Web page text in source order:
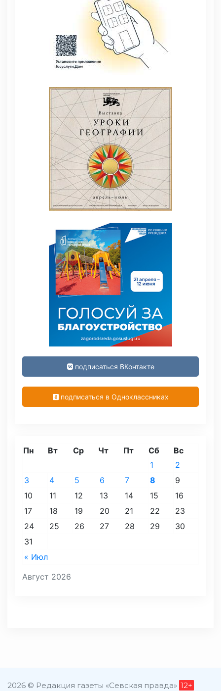
подписаться ВКонтакте
подписаться в Одноклассниках
Август 2026
Пн Вт Ср Чт Пт Сб Вс
« Июл
1
2
3
4 5 6 7 8
9
10
11 12 13 14 15
16
17
18 19 20 21 22
23
24
25 26 27 28 29
30
31
2026 © Редакция газеты «Севская правда» 12+